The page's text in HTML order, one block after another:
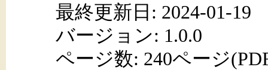
最終更新日: 2024-01-19
バージョン: 1.0.0
ページ数: 240ページ